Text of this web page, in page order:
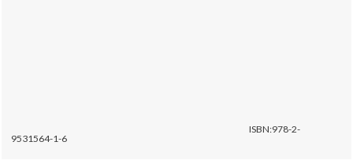
ISBN:978-2-
9531564-1-6